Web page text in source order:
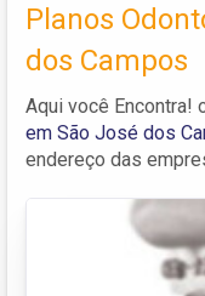
Planos
dos Campos
Aqui você Encontra!
em São José dos
endereço das